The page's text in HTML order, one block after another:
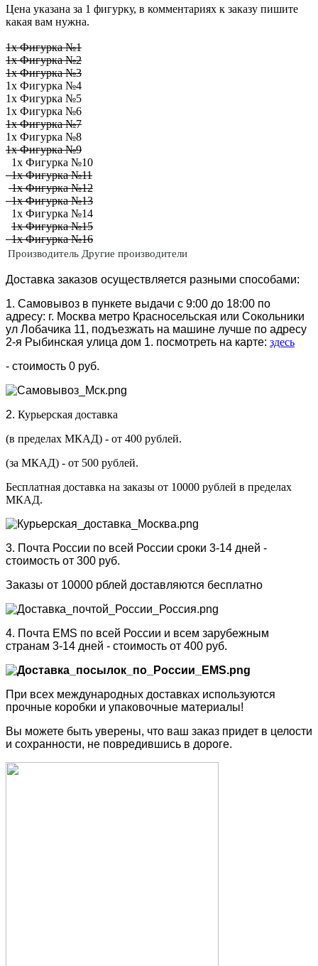
Цена указана за 1 фигурку, в комментариях к заказу пишите
какая вам нужна.
1х Фигурка №1
1х Фигурка №2
1х Фигурка №3
1х Фигурка №4
1х Фигурка №5
1х Фигурка №6
1х Фигурка №7
1х Фигурка №8
1х Фигурка №9
1х Фигурка №10
1х Фигурка №11
1х Фигурка №12
1х Фигурка №13
1х Фигурка №14
1х Фигурка №15
1х Фигурка №16
Производитель Другие производители
Доставка заказов осуществляется разными способами:
1. Самовывоз в пункете выдачи с 9:00 до 18:00 по
адресу: г. Москва метро Красносельская или Сокольники
ул Лобачика 11, подъезжать на машине лучше по адресу
2-я Рыбинская улица дом 1. посмотреть на карте: здесь
- стоимость 0 руб.
2. Курьерская доставка
(в пределах МКАД) - от 400 рублей.
(за МКАД) - от 500 рублей.
Бесплатная доставка на заказы от 10000 рублей в пределах
МКАД.
3. Почта России по всей России сроки 3-14 дней -
стоимость от 300 руб.
Заказы от 10000 рблей доставляются бесплатно
4. Почта EMS по всей России и всем зарубежным
странам 3-14 дней - стоимость от 400 руб.
При всех международных доставках используются
прочные коробки и упаковочные материалы!
Вы можете быть уверены, что ваш заказ придет в целости
и сохранности, не повредившись в дороге.